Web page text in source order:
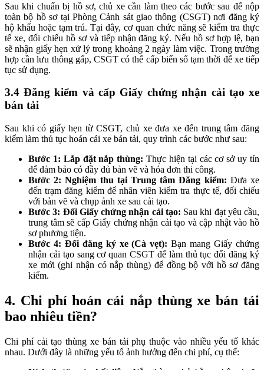
Sau khi chuẩn bị hồ sơ, chủ xe cần làm theo các bước sau để nộp
toàn bộ hồ sơ tại Phòng Cảnh sát giao thông (CSGT) nơi đăng ký
hộ khẩu hoặc tạm trú. Tại đây, cơ quan chức năng sẽ kiểm tra thực
tế xe, đối chiếu hồ sơ và tiếp nhận đăng ký. Nếu hồ sơ hợp lệ, bạn
sẽ nhận giấy hẹn xử lý trong khoảng 2 ngày làm việc. Trong trường
hợp cần lưu thông gấp, CSGT có thể cấp biển số tạm thời để xe tiếp
tục sử dụng.
3.4Đăng kiểm và cấp Giấy chứng nhận cải tạo xe
bán tải
Sau khi có giấy hẹn từ CSGT, chủ xe đưa xe đến trung tâm đăng
kiểm làm thủ tục hoán cải xe bán tải, quy trình các bước như sau:
Bước 1: Lắp đặt nắp thùng: Thực hiện tại các cơ sở uy tín
để đảm bảo có đầy đủ bản vẽ và hóa đơn thi công.
Bước 2: Nghiệm thu tại Trung tâm Đăng kiểm: Đưa xe
đến trạm đăng kiểm để nhân viên kiểm tra thực tế, đối chiếu
với bản vẽ và chụp ảnh xe sau cải tạo.
Bước 3: Đổi Giấy chứng nhận cải tạo: Sau khi đạt yêu cầu,
trung tâm sẽ cấp Giấy chứng nhận cải tạo và cập nhật vào hồ
sơ phương tiện.
Bước 4: Đổi đăng ký xe (Cà vẹt): Bạn mang Giấy chứng
nhận cải tạo sang cơ quan CSGT để làm thủ tục đổi đăng ký
xe mới (ghi nhận có nắp thùng) để đồng bộ với hồ sơ đăng
kiểm.
4. Chi phí hoán cải nắp thùng xe bán tải
bao nhiêu tiền?
Chi phí cải tạo thùng xe bán tải phụ thuộc vào nhiều yếu tố khác
nhau. Dưới đây là những yếu tố ảnh hưởng đến chi phí, cụ thể: